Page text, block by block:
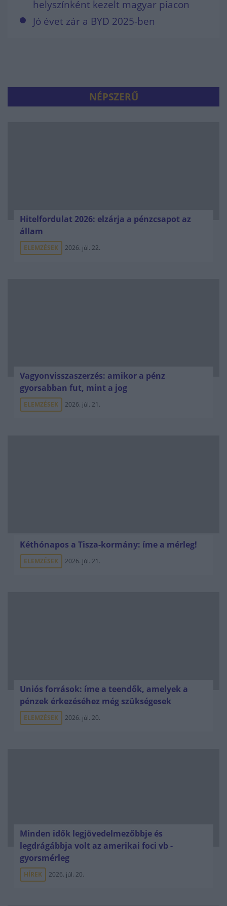
helyszínként kezelt magyar piacon
Jó évet zár a BYD 2025-ben
NÉPSZERŰ
Hitelfordulat 2026: elzárja a pénzcsapot az
állam
ELEMZÉSEK 2026. júl. 22.
Vagyonvisszaszerzés: amikor a pénz
gyorsabban fut, mint a jog
ELEMZÉSEK 2026. júl. 21.
Kéthónapos a Tisza-kormány: íme a mérleg!
ELEMZÉSEK 2026. júl. 21.
Uniós források: íme a teendők, amelyek a
pénzek érkezéséhez még szükségesek
ELEMZÉSEK 2026. júl. 20.
Minden idők legjövedelmezőbbje és
legdrágábbja volt az amerikai foci vb -
gyorsmérleg
HÍREK 2026. júl. 20.